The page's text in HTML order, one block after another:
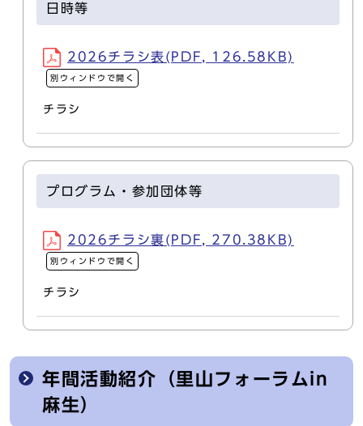
日時等
2026チラシ表(PDF, 126.58KB)
別ウィンドウで開く
チラシ
プログラム・参加団体等
2026チラシ裏(PDF, 270.38KB)
別ウィンドウで開く
チラシ
年間活動紹介（里山フォーラムin
麻生）